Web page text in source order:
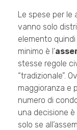
Le spese per le
vanno solo
elemento
minimo è l’
stesse regole
“tradizionale”.
maggioranza e
numero di
una decisione
solo se